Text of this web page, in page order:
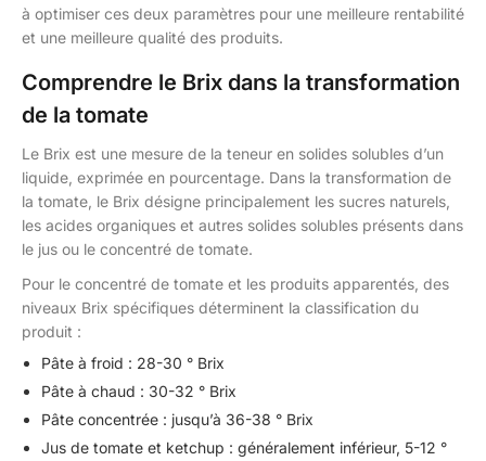
à optimiser ces deux paramètres pour une meilleure rentabilité
et une meilleure qualité des produits.
Comprendre le Brix dans la transformation
de la tomate
Le Brix est une mesure de la teneur en solides solubles d’un
liquide, exprimée en pourcentage. Dans la transformation de
la tomate, le Brix désigne principalement les sucres naturels,
les acides organiques et autres solides solubles présents dans
le jus ou le concentré de tomate.
Pour le concentré de tomate et les produits apparentés, des
niveaux Brix spécifiques déterminent la classification du
produit :
Pâte à froid : 28-30 ° Brix
Pâte à chaud : 30-32 ° Brix
Pâte concentrée : jusqu’à 36-38 ° Brix
Jus de tomate et ketchup : généralement inférieur, 5-12 °